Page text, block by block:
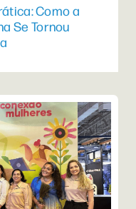
Como a
Se Tornou